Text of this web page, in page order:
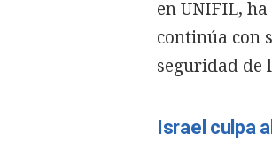
en UNIFIL, ha
continúa con
seguridad de
Israel culpa